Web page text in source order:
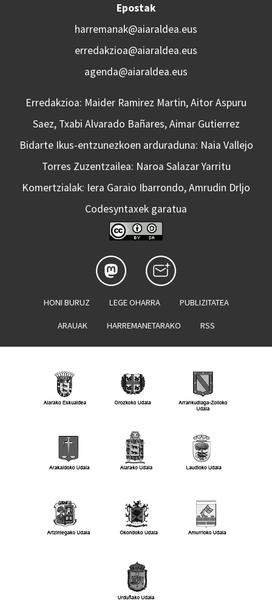
Epostak
harremanak@aiaraldea.eus
erredakzioa@aiaraldea.eus
agenda@aiaraldea.eus
Erredakzioa: Maider Ramirez Martin, Aitor Aspuru
Saez, Txabi Alvarado Bañares, Aimar Gutierrez
Bidarte Ikus-entzunezkoen arduraduna: Naia Vallejo
Torres Zuzentzailea: Naroa Salazar Yarritu
Komertzialak: Iera Garaio Ibarrondo, Amrudin Drljo
Codesyntaxek garatua
HONI BURUZ LEGE OHARRA PUBLIZITATEA
ARAUAK HARREMANETARAKO RSS